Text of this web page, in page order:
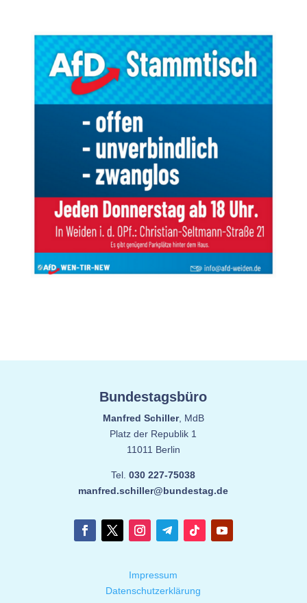
Bundestagsbüro
Manfred Schiller, MdB
Platz der Republik 1
11011 Berlin
Tel.030 227-75038
manfred.schiller@bundestag.de
Impressum
Datenschutzerklärung